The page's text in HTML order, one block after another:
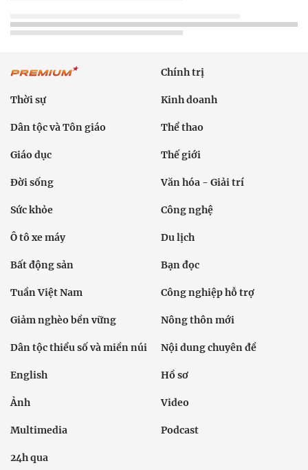
Chính trị
Thời sự Kinh doanh
Dân tộc và Tôn giáo Thể thao
Giáo dục Thế giới
Đời sống Văn hóa - Giải trí
Sức khỏe Công nghệ
Ô tô xe máy Du lịch
Bất động sản Bạn đọc
Tuần Việt Nam Công nghiệp hỗ trợ
Giảm nghèo bền vững Nông thôn mới
Dân tộc thiểu số và miền núi Nội dung chuyên đề
English Hồ sơ
Ảnh Video
Multimedia Podcast
24h qua